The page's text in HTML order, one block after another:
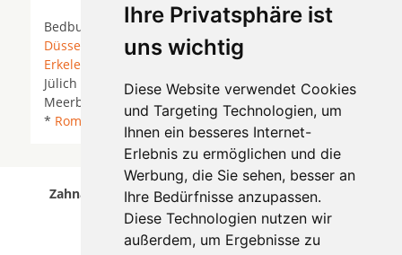
Ihre Privatsphäre ist
uns wichtig
Diese Website verwendet Cookies
und Targeting Technologien, um
Ihnen ein besseres Internet-
Erlebnis zu ermöglichen und die
Werbung, die Sie sehen, besser an
Ihre Bedürfnisse anzupassen.
Diese Technologien nutzen wir
außerdem, um Ergebnisse zu
Bedburg * Bedburg Erft *Bergheim *Dormagen
Düsseldorf
Elsdorf * Elsdorf (Rheinland) *
Erkelenz
* Hückelhoven *
Jülich *
Kaarst*Korschenbroich* Köln *
Meerbusch *
Mönchengladbach * Neuss *
* Rommerskirchen *Titz* Wegberg * Willich *
Zahnärzte für Zahnimplantete in Köln Bickendorf
wurde am 08 August 2026 aktualisiert.